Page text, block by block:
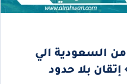
السعودية الي